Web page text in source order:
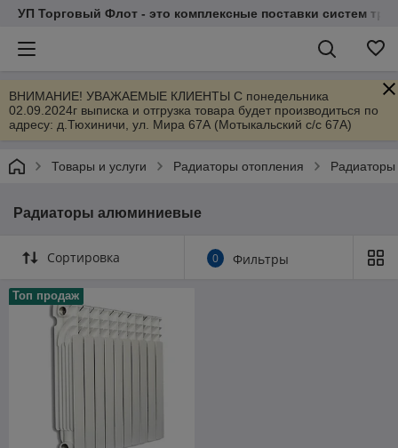
УП Торговый Флот - это комплексные поставки систем
ВНИМАНИЕ! УВАЖАЕМЫЕ КЛИЕНТЫ С понедельника
02.09.2024г выписка и отгрузка товара будет производиться по
адресу: д.Тюхиничи, ул. Мира 67А (Мотыкальский с/с 67А)
Товары и услуги Радиаторы отопления
Радиаторы алюминиевые
Сортировка 0 Фильтры
Топ продаж